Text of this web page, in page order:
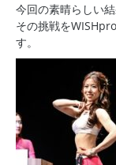
今回の素晴らしい結
その挑戦を
す。